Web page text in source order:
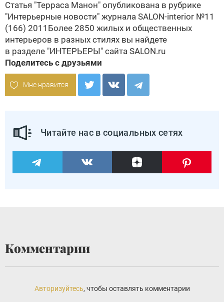
Статья "Терраса Манон" опубликована в рубрике
"Интерьерные новости" журнала SALON-interior №11
(166) 2011 Более 2850 жилых и общественных
интерьеров в разных стилях вы найдете
в разделе "ИНТЕРЬЕРЫ" сайта SALON.ru
Поделитесь с друзьями
Мне нравится
Читайте нас в социальных сетях
Комментарии
Авторизуйтесь, чтобы оставлять комментарии